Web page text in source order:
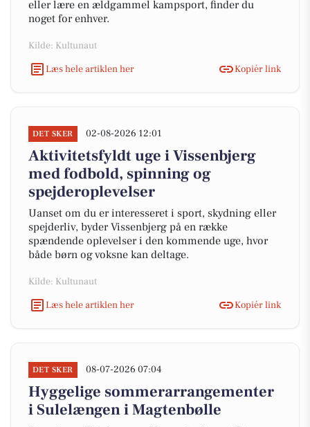
eller lære en ældgammel kampsport, finder du
noget for enhver.
Kilde: Kultunaut
Læs hele artiklen her
Kopiér link
DET SKER 02-08-2026 12:01
Aktivitetsfyldt uge i Vissenbjerg
med fodbold, spinning og
spejderoplevelser
Uanset om du er interesseret i sport, skydning eller
spejderliv, byder Vissenbjerg på en række
spændende oplevelser i den kommende uge, hvor
både børn og voksne kan deltage.
Kilde: Kultunaut
Læs hele artiklen her
Kopiér link
DET SKER 08-07-2026 07:04
Hyggelige sommerarrangementer
i Sulelængen i Magtenbølle